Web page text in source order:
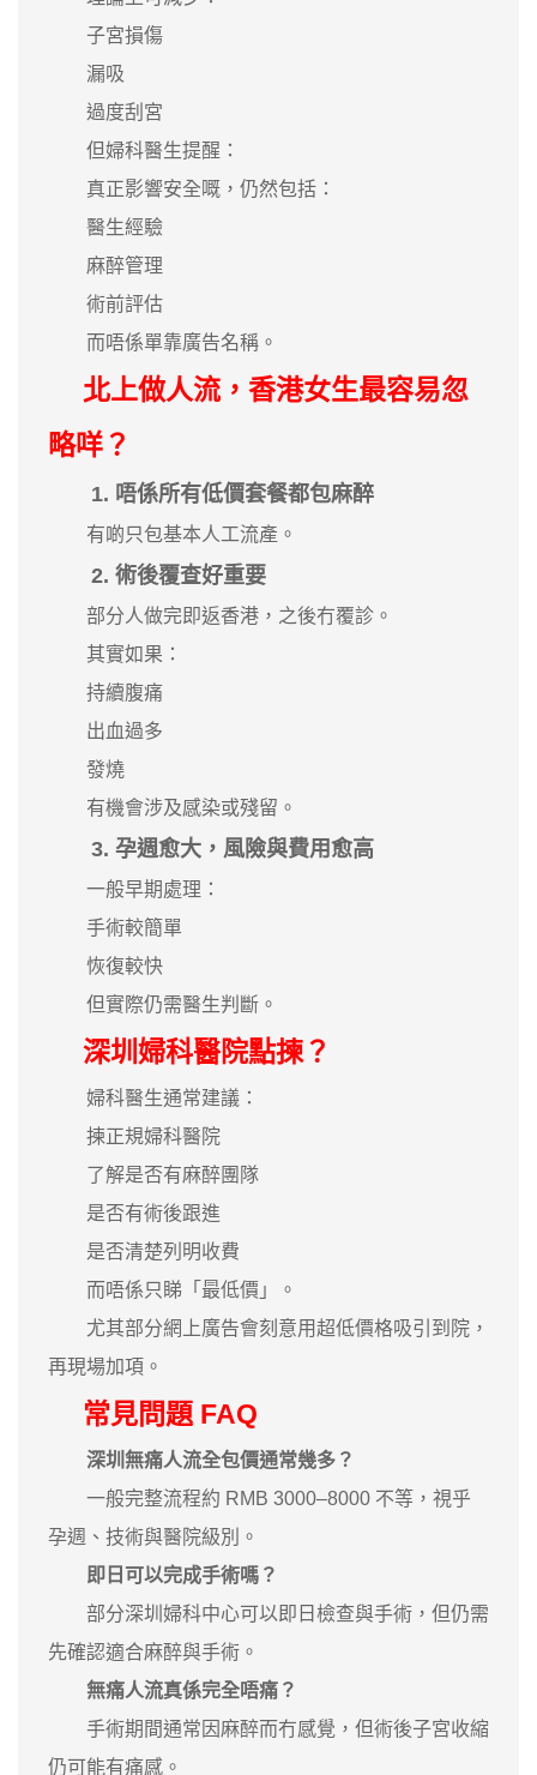
子宮損傷
漏吸
過度刮宮
但婦科醫生提醒：
真正影響安全嘅，仍然包括：
醫生經驗
麻醉管理
術前評估
而唔係單靠廣告名稱。
北上做人流，香港女生最容易忽
略咩？
1. 唔係所有低價套餐都包麻醉
有啲只包基本人工流產。
2. 術後覆查好重要
部分人做完即返香港，之後冇覆診。
其實如果：
持續腹痛
出血過多
發燒
有機會涉及感染或殘留。
3. 孕週愈大，風險與費用愈高
一般早期處理：
手術較簡單
恢復較快
但實際仍需醫生判斷。
深圳 婦科醫院點揀？
婦科醫生通常建議：
揀正規婦科醫院
了解是否有麻醉團隊
是否有術後跟進
是否清楚列明收費
而唔係只睇「最低價」。
尤其部分網上廣告會刻意用超低價格吸引到院，
再現場加項。
常見問題 FAQ
深圳無痛人流全包價通常幾多？
一般完整流程約 RMB 3000–8000 不等，視乎
孕週、技術與醫院級別。
即日可以完成手術嗎？
部分深圳婦科中心可以即日檢查與手術，但仍需
先確認適合麻醉與手術。
無痛人流真係完全唔痛？
手術期間通常因麻醉而冇感覺，但術後子宮收縮
仍可能有痛感。